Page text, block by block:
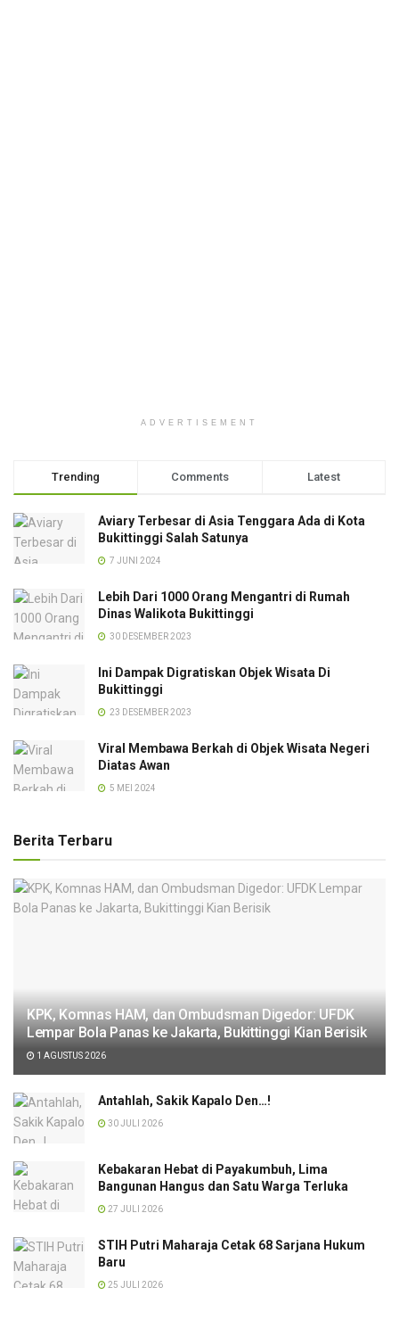
ADVERTISEMENT
Trending Comments Latest
Aviary Terbesar di Asia Tenggara Ada di Kota
Bukittinggi Salah Satunya
7 JUNI 2024
Lebih Dari 1000 Orang Mengantri di Rumah
Dinas Walikota Bukittinggi
30 DESEMBER 2023
Ini Dampak Digratiskan Objek Wisata Di
Bukittinggi
23 DESEMBER 2023
Viral Membawa Berkah di Objek Wisata Negeri
Diatas Awan
5 MEI 2024
Berita Terbaru
KPK, Komnas HAM, dan Ombudsman Digedor: UFDK
Lempar Bola Panas ke Jakarta, Bukittinggi Kian Berisik
1 AGUSTUS 2026
Antahlah, Sakik Kapalo Den…!
30 JULI 2026
Kebakaran Hebat di Payakumbuh, Lima
Bangunan Hangus dan Satu Warga Terluka
27 JULI 2026
STIH Putri Maharaja Cetak 68 Sarjana Hukum
Baru
25 JULI 2026